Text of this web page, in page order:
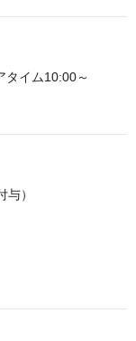
イム10:00～
）